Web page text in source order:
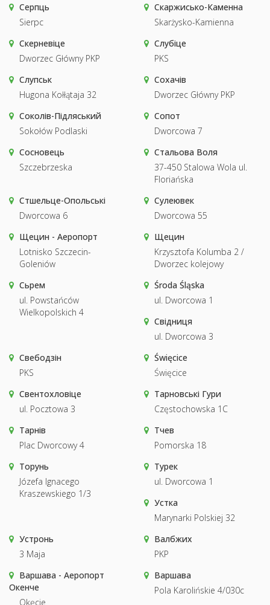
Серпць
Sierpc
Скаржисько-Каменна
Skarżysko-Kamienna
Скерневіце
Dworzec Główny PKP
Слубіце
PKS
Слупськ
Hugona Kołłątaja 32
Сохачів
Dworzec Główny PKP
Соколів-Підляський
Sokołów Podlaski
Сопот
Dworcowa 7
Сосновець
Szczebrzeska
Стальова Воля
37-450 Stalowa Wola ul.
Floriańska
Стшельце-Опольські
Dworcowa 6
Сулеювек
Dworcowa 55
Щецин - Аеропорт
Lotnisko Szczecin-
Goleniów
Щецин
Krzysztofa Kolumba 2 /
Dworzec kolejowy
Сьрем
ul. Powstańców
Wielkopolskich 4
Środa Śląska
ul. Dworcowa 1
Свідниця
ul. Dworcowa 3
Свебодзін
PKS
Święcice
Święcice
Свентохловіце
ul. Pocztowa 3
Тарновські Гури
Częstochowska 1C
Тарнів
Plac Dworcowy 4
Тчев
Pomorska 18
Торунь
Józefa Ignacego
Kraszewskiego 1/3
Турек
ul. Dworcowa 1
Устка
Marynarki Polskiej 32
Устронь
3 Maja
Валбжих
PKP
Варшава - Аеропорт
Окенче
Okęcie
Варшава
Pola Karolińskie 4/030c